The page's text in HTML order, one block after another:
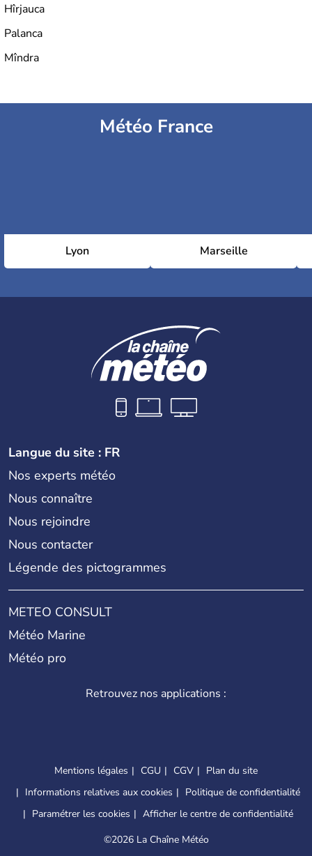
Hîrjauca
Palanca
Mîndra
Météo France
Lyon Marseille
Langue du site : FR
Nos experts météo
Nous connaître
Nous rejoindre
Nous contacter
Légende des pictogrammes
METEO CONSULT
Météo Marine
Météo pro
Retrouvez nos applications :
Mentions légales CGU CGV
Plan du site
Informations relatives aux cookies
Politique de confidentialité
Paramétrer les cookies
Afficher le centre de confidentialité
©2026 La Chaîne Météo